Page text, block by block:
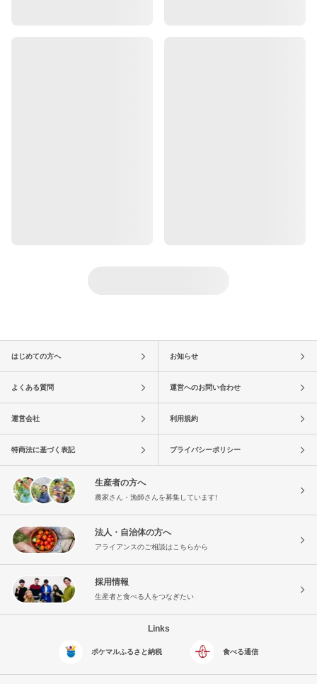
はじめての方へ お知らせ
よくある質問 運営へのお問い合わせ
運営会社 利用規約
特商法に基づく表記 プライバシーポリシー
生産者の方へ
農家さん・漁師さんを募集しています!
法人・自治体の方へ
アライアンスのご相談はこちらから
採用情報
生産者と食べる人をつなぎたい
Links
ポケマルふるさと納税 食べる通信